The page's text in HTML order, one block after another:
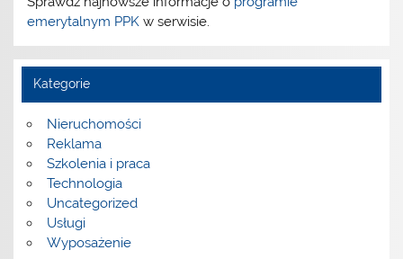
emerytalnym PPK w serwisie.
Kategorie
Nieruchomości
Reklama
Szkolenia i praca
Technologia
Uncategorized
Usługi
Wyposażenie